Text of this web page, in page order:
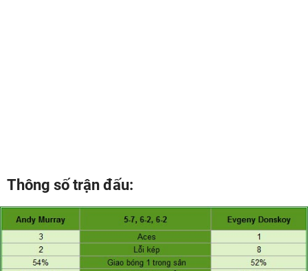
Thông số trận đấu: